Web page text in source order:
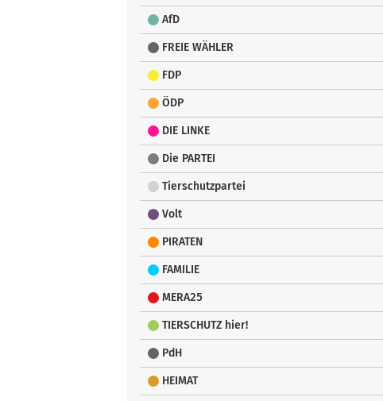
AfD
FREIE WÄHLER
FDP
ÖDP
DIE LINKE
Die PARTEI
Tierschutzpartei
Volt
PIRATEN
FAMILIE
MERA25
TIERSCHUTZ hier!
PdH
HEIMAT